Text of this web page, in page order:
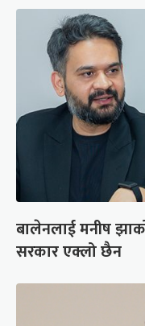
बालेनलाई मनीष
सरकार एक्लो छैन